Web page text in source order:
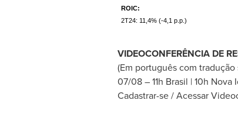
ROIC:
2T24: 11,4% (-4,1 p.p.)
VIDEOCONFERÊNCIA DE
(Em português com
07/08 – 11h Brasil | 10h Nova
Cadastrar-se / Acessar